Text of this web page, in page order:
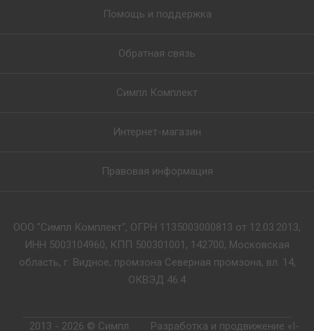
Помощь и поддержка
Обратная связь
Симпл Комплект
Интернет-магазин
Правовая информация
ООО "Симпл Комплект", ОГРН 1135003000813 от 12.03.2013,
ИНН 5003104960, КПП 500301001, 142700, Московская
область, г. Видное, промзона Северная промзона, вл. 14,
ОКВЭД 46.4
2013 - 2026 © Симпл Разработка и продвижение «I-